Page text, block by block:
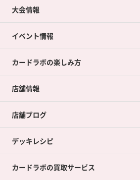
大会情報
イベント情報
カードラボの楽しみ方
店舗情報
店舗ブログ
デッキレシピ
カードラボの買取サービス